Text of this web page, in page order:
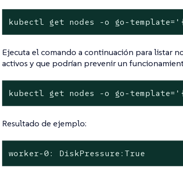
kubectl get nodes -o go-
Ejecuta el comando a continuación para listar
activos y que podrían prevenir un
kubectl get nodes -o go-
Resultado de ejemplo:
worker-0: DiskPressure:True